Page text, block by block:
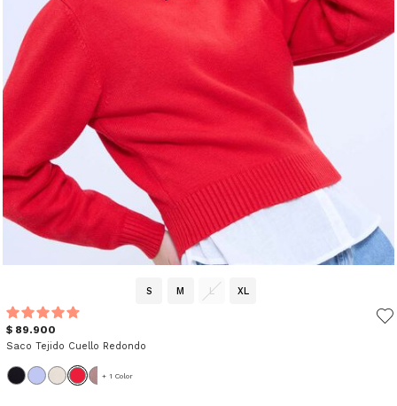
S M L XL
$ 89.900
Saco Tejido Cuello Redondo
+ 1 Color